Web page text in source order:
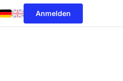
Anmelden